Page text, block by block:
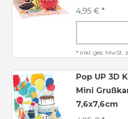
4,95 € *
* inkl. ges. MwSt.
Pop UP 3D
Mini
7,6x7,6cm